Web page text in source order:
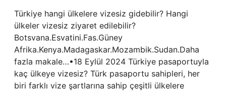
Türkiye hangi ülkelere vizesiz gidebilir? Hangi
ülkeler vizesiz ziyaret edilebilir?
Botsvana.Esvatini.Fas.Güney
Afrika.Kenya.Madagaskar.Mozambik.Sudan.Daha
fazla makale…•18 Eylül 2024 Türkiye pasaportuyla
kaç ülkeye vizesiz? Türk pasaportu sahipleri, her
biri farklı vize şartlarına sahip çeşitli ülkelere